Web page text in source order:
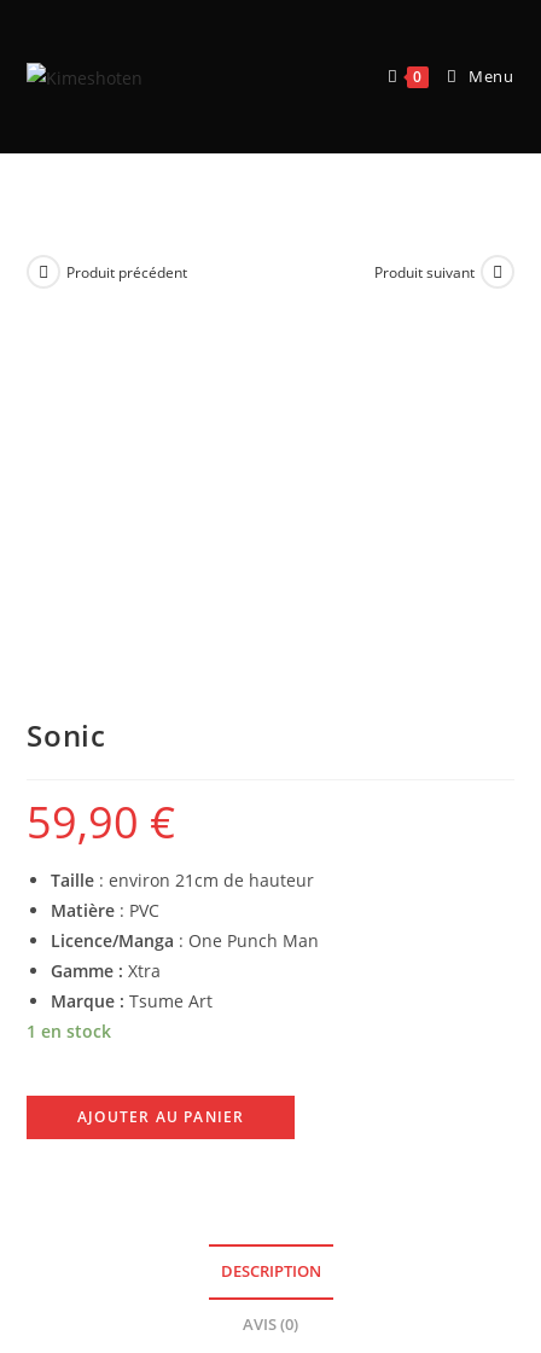
0 Menu
Produit précédent Produit suivant
Sonic
59,90 €
Taille : environ 21cm de hauteur
Matière : PVC
Licence/Manga : One Punch Man
Gamme :Xtra
Marque :Tsume Art
1 en stock
AJOUTER AU PANIER
DESCRIPTION
AVIS (0)